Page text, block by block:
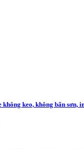
keo, không bẩn sơn,